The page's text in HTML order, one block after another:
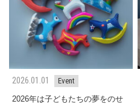
2026.01.01
Event
2026年は子どもたちの夢をのせ